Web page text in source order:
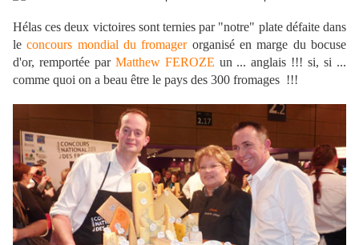
Hélas ces deux victoires sont ternies par "notre" plate défaite dans
leconcours mondial du fromagerorganisé en marge du bocuse
d'or, remportée par Matthew FEROZE un ... anglais !!! si, si ...
comme quoi on a beau être le pays des 300 fromages !!!